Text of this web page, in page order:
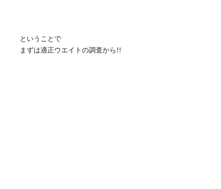
ということで
まずは適正ウエイトの調査から!!